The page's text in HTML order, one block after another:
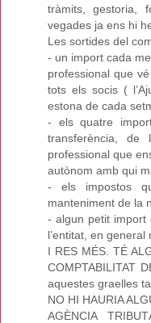
tràmits, gestoria,
vegades ja ens hi
Les sortides del
- un import cada
professional que
tots els socis (
estona de cada
- els quatre
transferència, de
professional que
autònom amb qui
- els impostos
manteniment de la
- algun petit import
l’entitat, en
I RES MÉS. TÉ
COMPTABILITAT
aquestes graelles
NO HI HAURIA
AGÈNCIA